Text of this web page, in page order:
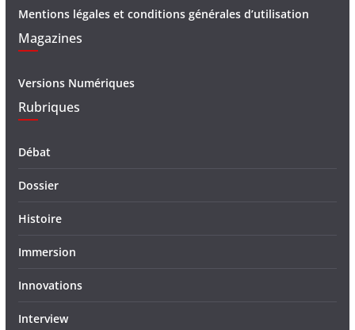
Mentions légales et conditions générales d’utilisation
Magazines
Versions Numériques
Rubriques
Débat
Dossier
Histoire
Immersion
Innovations
Interview